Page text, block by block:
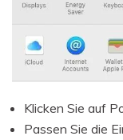
Klicken Sie auf
Passen Sie die